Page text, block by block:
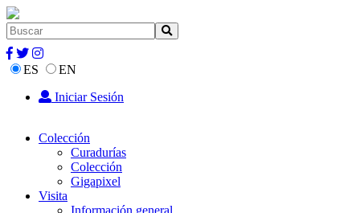
ES
EN
Iniciar Sesión
Colección
Curadurías
Colección
Gigapixel
Visita
Información general